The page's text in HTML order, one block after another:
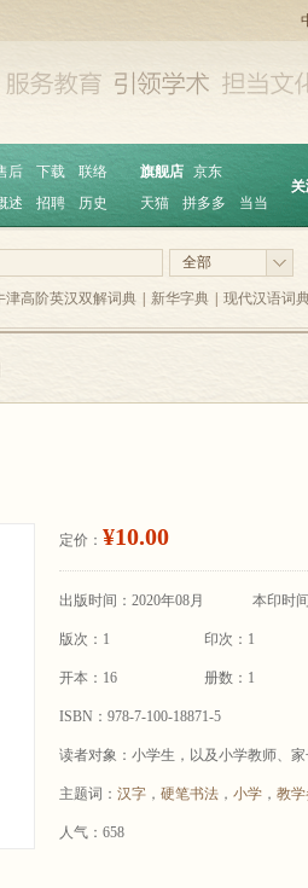
后 下载
联络
述 招聘 历史
旗舰店 京东
天猫
拼多多 当当
全部
津高阶英汉双解词典 新华字典 现代汉语词
定价： ¥10.00
出版时间：2020年08月 本印时
版次：1 印次：1
开本：16 册数：1
ISBN：978-7-100-18871-5
读者对象：小学生，以及小学教师、家
主题词： 汉字 ， 硬笔书法 ， 小学 ， 教
人气：658